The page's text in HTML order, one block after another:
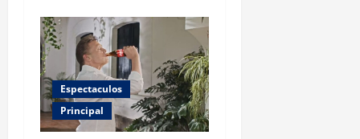
Espectaculos
Principal